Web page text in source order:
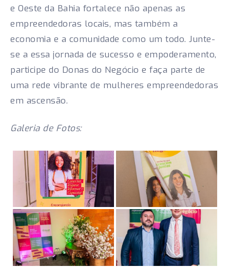
e Oeste da Bahia fortalece não apenas as
empreendedoras locais, mas também a
economia e a comunidade como um todo. Junte-
se a essa jornada de sucesso e empoderamento,
participe do Donas do Negócio e faça parte de
uma rede vibrante de mulheres empreendedoras
em ascensão.
Galeria de Fotos: